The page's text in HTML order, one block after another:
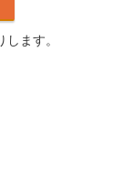
ます。